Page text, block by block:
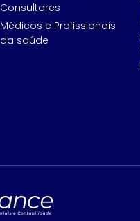
Consultores
Médicos e Profissionais
da saúde